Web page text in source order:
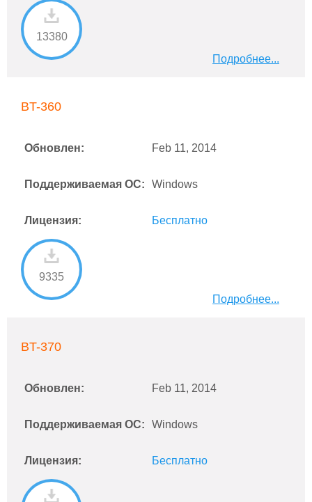
13380
Подробнее...
BT-360
Обновлен: Feb 11, 2014
Поддерживаемая ОС: Windows
Лицензия: Бесплатно
9335
Подробнее...
BT-370
Обновлен: Feb 11, 2014
Поддерживаемая ОС: Windows
Лицензия: Бесплатно